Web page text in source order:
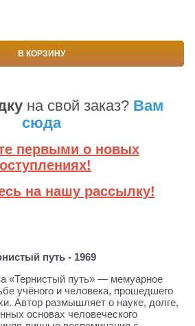
В КОРЗИНУ
на свой заказ? Вам
сюда
первыми о новых
на нашу рассылку!
путь - 1969
«Тернистый путь» — мемуарное
учёного и человека, прошедшего
Автор размышляет о науке, долге,
основах человеческого